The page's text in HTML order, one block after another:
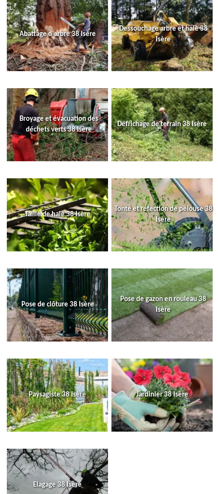
Abattage d'arbre 38 Isère
Dessouchage arbre et haie 38
Isère
Broyage et évacuation des
déchets verts 38 Isère
Défrichage de terrain 38 Isère
Taille de haie 38 Isère
Tonte et réfection de pelouse 38
Isère
Pose de clôture 38 Isère
Pose de gazon en rouleau 38
Isère
Paysagiste 38 Isère Jardinier 38 Isère
Elagage 38 Isère